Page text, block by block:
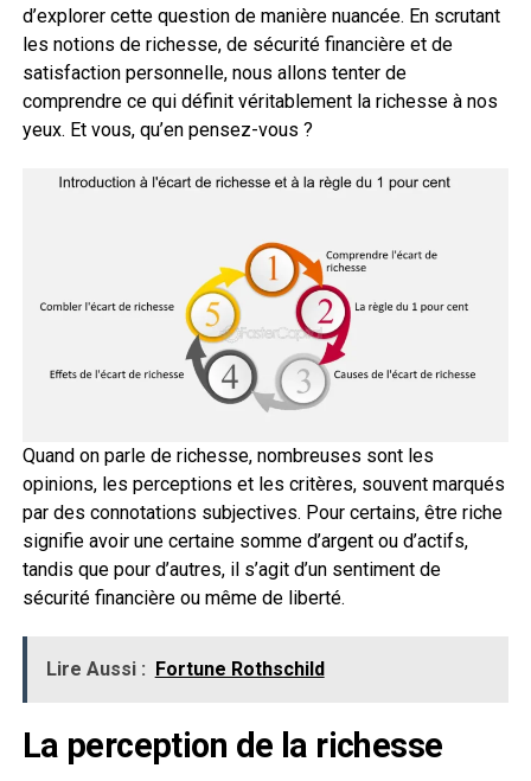
d’explorer cette question de manière nuancée. En scrutant
les notions de richesse, de sécurité financière et de
satisfaction personnelle, nous allons tenter de
comprendre ce qui définit véritablement la richesse à nos
yeux. Et vous, qu’en pensez-vous ?
Quand on parle de richesse, nombreuses sont les
opinions, les perceptions et les critères, souvent marqués
par des connotations subjectives. Pour certains, être riche
signifie avoir une certaine somme d’argent ou d’actifs,
tandis que pour d’autres, il s’agit d’un sentiment de
sécurité financière ou même de liberté.
Lire Aussi : Fortune Rothschild
La perception de la richesse